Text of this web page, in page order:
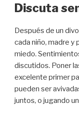
Discuta
Después de un
cada niño, madre y
miedo.
discutidos. Poner
excelente primer
pueden ser
juntos, o jugando